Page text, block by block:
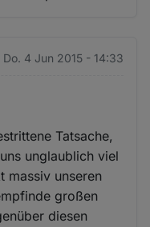
Do. 4 Jun 2015 - 14:33
Tatsache,
unglaublich viel
massiv unseren
großen
diesen